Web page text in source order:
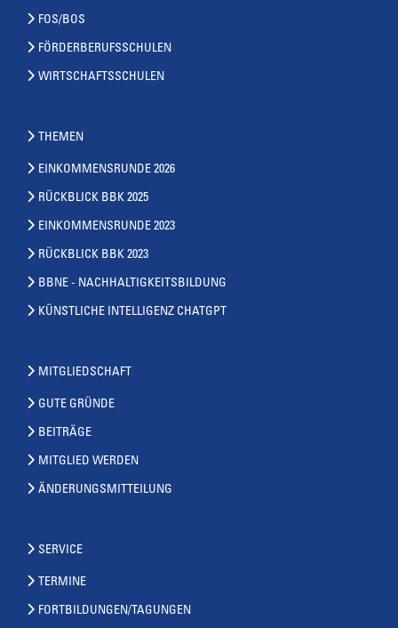
FOS/BOS
FÖRDERBERUFSSCHULEN
WIRTSCHAFTSSCHULEN
THEMEN
EINKOMMENSRUNDE 2026
RÜCKBLICK BBK 2025
EINKOMMENSRUNDE 2023
RÜCKBLICK BBK 2023
BBNE - NACHHALTIGKEITSBILDUNG
KÜNSTLICHE INTELLIGENZ CHATGPT
MITGLIEDSCHAFT
GUTE GRÜNDE
BEITRÄGE
MITGLIED WERDEN
ÄNDERUNGSMITTEILUNG
SERVICE
TERMINE
FORTBILDUNGEN/TAGUNGEN